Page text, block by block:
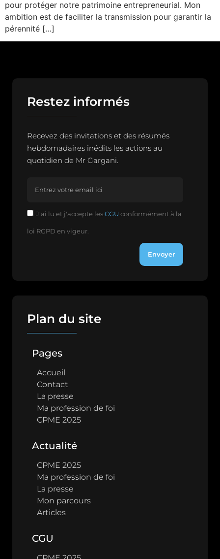
pour protéger notre patrimoine entrepreneurial. Mon
ambition est de faciliter la transmission pour garantir la
pérennité […]
Restez informés
Recevez des invitations et des résumés
hebdomadaires inédits les actions au
quotidien de Mr Gargani.
J'ai lu et j'accepte lesCGU conformément à la
loi RGPD en vigeur.
Envoyer
Plan du site
Pages
Accueil
Contact
La presse
Ma profession de foi
CPME 2025
Actualité
CPME 2025
Ma profession de foi
La presse
Mon parcours
Articles
CGU